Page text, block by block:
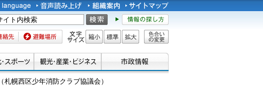
避難場所 文字サイズ
縮小 標準 拡大
色合い
幌西区少年消防クラブ協議会）